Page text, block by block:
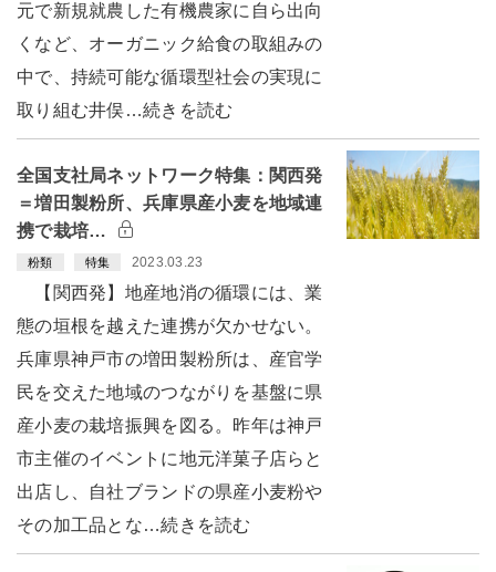
元で新規就農した有機農家に自ら出向
くなど、オーガニック給食の取組みの
中で、持続可能な循環型社会の実現に
取り組む井俣…続きを読む
全国支社局ネットワーク特集：関西発
＝増田製粉所、兵庫県産小麦を地域連
携で栽培…
粉類 特集 2023.03.23
【関西発】地産地消の循環には、業
態の垣根を越えた連携が欠かせない。
兵庫県神戸市の増田製粉所は、産官学
民を交えた地域のつながりを基盤に県
産小麦の栽培振興を図る。昨年は神戸
市主催のイベントに地元洋菓子店らと
出店し、自社ブランドの県産小麦粉や
その加工品とな…続きを読む